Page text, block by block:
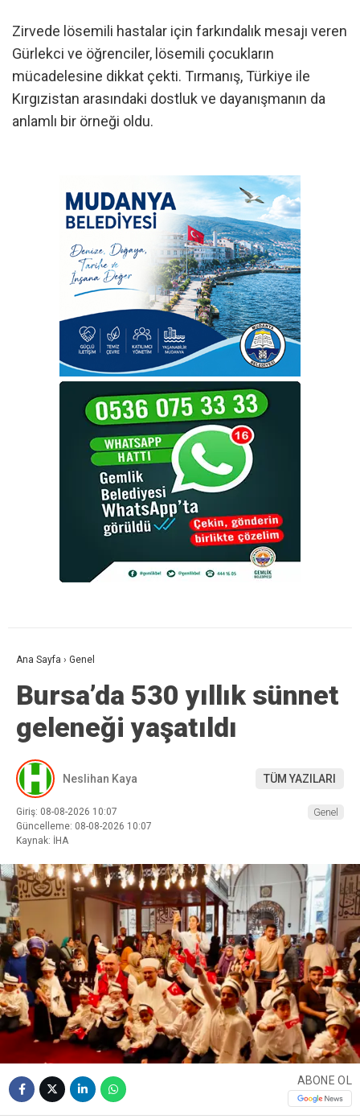
Zirvede lösemili hastalar için farkındalık mesajı veren
Gürlekci ve öğrenciler, lösemili çocukların
mücadelesine dikkat çekti. Tırmanış, Türkiye ile
Kırgızistan arasındaki dostluk ve dayanışmanın da
anlamlı bir örneği oldu.
Ana Sayfa › Genel
Bursa’da 530 yıllık sünnet
geleneği yaşatıldı
Neslihan Kaya TÜM YAZILARI
Giriş: 08-08-2026 10:07
Güncelleme: 08-08-2026 10:07
Kaynak: İHA
Genel
ABONE OL